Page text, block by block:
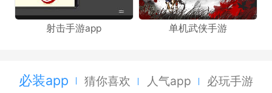
射击手游app 单机武侠手游
必装app 猜你喜欢 人气app 必玩手游